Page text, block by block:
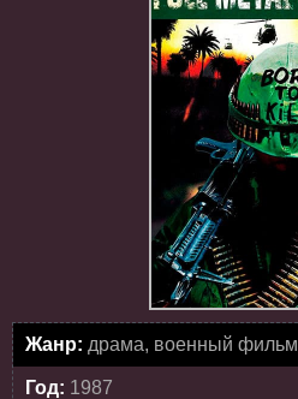
Жанр: драма, военный фильм
Год: 1987